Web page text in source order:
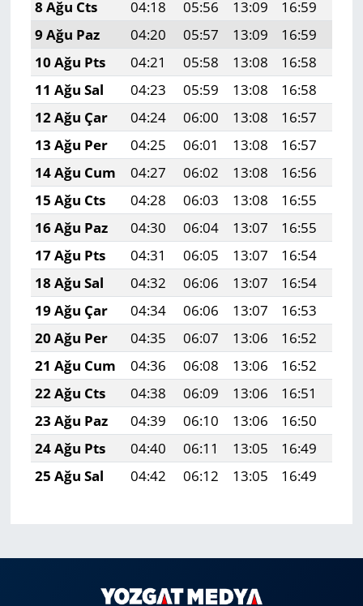
8 Ağu Cts 04:18 05:56 13:09 16:59
9 Ağu Paz
04:20 05:57 13:09 16:59
10 Ağu Pts
04:21 05:58 13:08 16:58
11 Ağu Sal
04:23 05:59 13:08 16:58
12 Ağu Çar
04:24 06:00 13:08 16:57
13 Ağu Per
04:25 06:01 13:08 16:57
14 Ağu Cum
04:27 06:02 13:08 16:56
15 Ağu Cts
04:28 06:03 13:08 16:55
16 Ağu Paz
04:30 06:04 13:07 16:55
17 Ağu Pts
04:31 06:05 13:07 16:54
18 Ağu Sal
04:32 06:06 13:07 16:54
19 Ağu Çar
04:34 06:06 13:07 16:53
20 Ağu Per
04:35 06:07 13:06 16:52
21 Ağu Cum
04:36 06:08 13:06 16:52
22 Ağu Cts
04:38 06:09 13:06 16:51
23 Ağu Paz
04:39 06:10 13:06 16:50
24 Ağu Pts
04:40 06:11 13:05 16:49
25 Ağu Sal
04:42 06:12 13:05 16:49